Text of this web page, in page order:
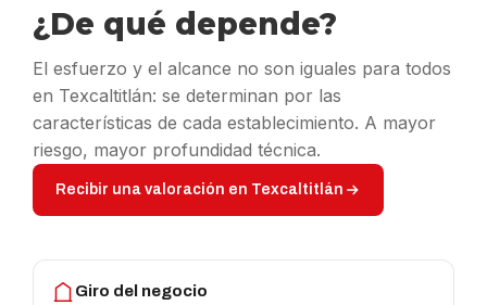
¿De qué depende?
El esfuerzo y el alcance no son iguales para todos
en Texcaltitlán: se determinan por las
características de cada establecimiento. A mayor
riesgo, mayor profundidad técnica.
Recibir una valoración en Texcaltitlán
Giro del negocio